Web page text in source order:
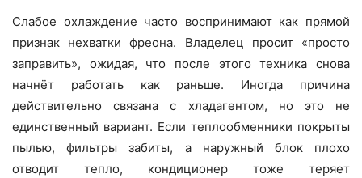
Слабое охлаждение часто воспринимают как прямой
признак нехватки фреона. Владелец просит «просто
заправить», ожидая, что после этого техника снова
начнёт работать как раньше. Иногда причина
действительно связана с хладагентом, но это не
единственный вариант. Если теплообменники покрыты
пылью, фильтры забиты, а наружный блок плохо
отводит тепло, кондиционер тоже теряет